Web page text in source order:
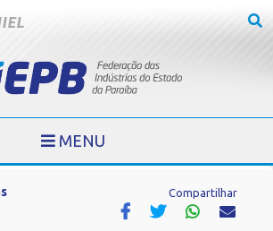
IEL
MENU
Compartilhar